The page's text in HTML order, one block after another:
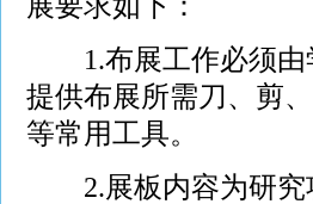
1.布展工作必须由
提供布展所需刀、剪
等常用工具。
2.展板内容为研究